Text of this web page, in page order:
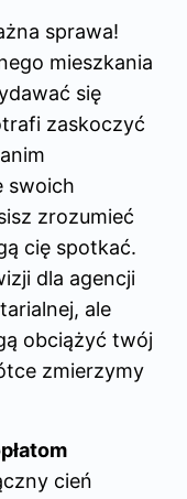
sprawa!
mieszkania
się
zaskoczyć
swoich
zrozumieć
cię spotkać.
dla agencji
ale
obciążyć twój
zmierzymy
cień